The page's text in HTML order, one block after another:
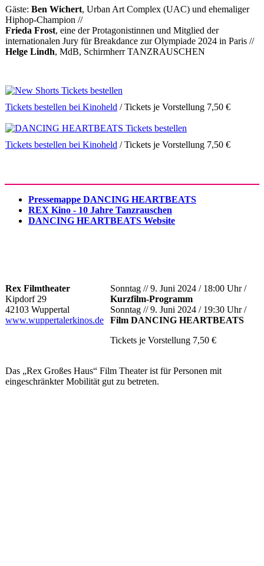
Gäste: Ben Wichert, Urban Art Complex (UAC) und ehemaliger
Hiphop-Champion //
Frieda Frost, eine der Protagonistinnen und Mitglied der
internationalen Jury für Breakdance zur Olympiade 2024 in Paris //
Helge Lindh, MdB, Schirmherr TANZRAUSCHEN
Tickets bestellen bei Kinoheld / Tickets je Vorstellung 7,50 €
Tickets bestellen bei Kinoheld / Tickets je Vorstellung 7,50 €
Pressemappe DANCING HEARTBEATS
REX Kino - 10 Jahre Tanzrauschen
DANCING HEARTBEATS Website
Rex Filmtheater
Kipdorf 29
42103 Wuppertal
www.wuppertalerkinos.de
Sonntag // 9. Juni 2024 / 18:00 Uhr /
Kurzfilm-Programm
Sonntag // 9. Juni 2024 / 19:30 Uhr /
Film DANCING HEARTBEATS
Tickets je Vorstellung 7,50 €
Das „Rex Großes Haus“ Film Theater ist für Personen mit
eingeschränkter Mobilität gut zu betreten.